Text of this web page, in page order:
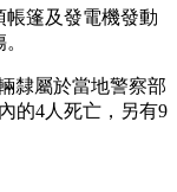
篷及發電機發動
隸屬於當地警察部
的4人死亡，另有9